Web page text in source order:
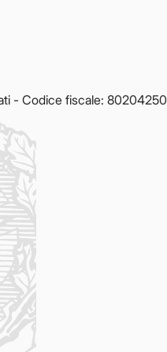
- Codice fiscale: